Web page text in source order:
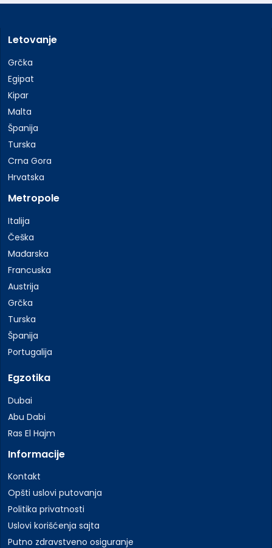
Letovanje
Grčka
Egipat
Kipar
Malta
Španija
Turska
Crna Gora
Hrvatska
Metropole
Italija
Češka
Mađarska
Francuska
Austrija
Grčka
Turska
Španija
Portugalija
Egzotika
Dubai
Abu Dabi
Ras El Hajm
Informacije
Kontakt
Opšti uslovi putovanja
Politika privatnosti
Uslovi korišćenja sajta
Putno zdravstveno osiguranje